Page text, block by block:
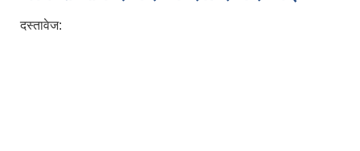
दस्तावेज: